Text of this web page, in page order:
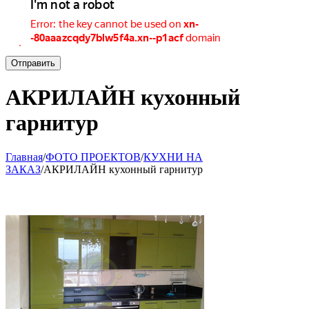
Отправить
АКРИЛАЙН кухонный
гарнитур
Главная/ФОТО ПРОЕКТОВ/КУХНИ НА
ЗАКАЗ/АКРИЛАЙН кухонный гарнитур